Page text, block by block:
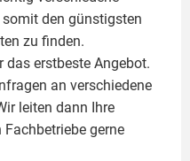
den günstigsten
zu finden.
das erstbeste Angebot.
an verschiedene
leiten dann Ihre
gerne